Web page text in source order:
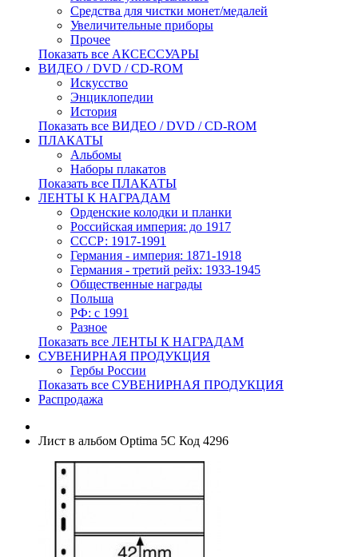
Средства для чистки монет/медалей
Увеличительные приборы
Прочее
Показать все АКСЕССУАРЫ
ВИДЕО / DVD / CD-ROM
Искусство
Энциклопедии
История
Показать все ВИДЕО / DVD / CD-ROM
ПЛАКАТЫ
Альбомы
Наборы плакатов
Показать все ПЛАКАТЫ
ЛЕНТЫ К НАГРАДАМ
Орденские колодки и планки
Российская империя: до 1917
СССР: 1917-1991
Германия - империя: 1871-1918
Германия - третий рейх: 1933-1945
Общественные награды
Польша
РФ: с 1991
Разное
Показать все ЛЕНТЫ К НАГРАДАМ
СУВЕНИРНАЯ ПРОДУКЦИЯ
Гербы России
Показать все СУВЕНИРНАЯ ПРОДУКЦИЯ
Распродажа
Лист в альбом Optima 5C Код 4296